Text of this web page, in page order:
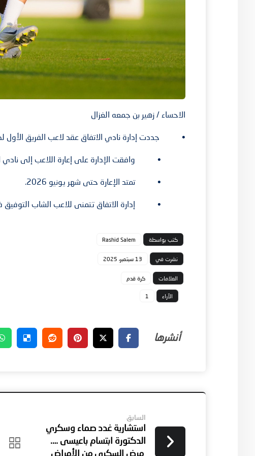
الاحساء / زهير بن جمعه الغزال
• جددت إدارة نادي الاتفاق عقد لاعب الفريق الأول لكرة
• وافقت الإدارة على إعارة اللاعب إلى نادي
• تمتد الإعارة حتى شهر يونيو 2026.
• إدارة الاتفاق تتمنى للاعب الشاب التوفيق
كتب بواسطة Rashid Salem
نشرت في 13 سبتمبر، 2025
العلامات كرة قدم
الآراء 1
السابق
استشارية غدد صماء وسكري
الدكتورة ابتسام باعيسى ….
مرض السكري من الأمراض